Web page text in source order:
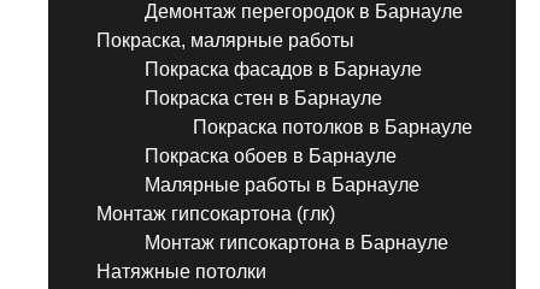
Демонтаж перегородок в Барнауле
Покраска, малярные работы
Покраска фасадов в Барнауле
Покраска стен в Барнауле
Покраска потолков в Барнауле
Покраска обоев в Барнауле
Малярные работы в Барнауле
Монтаж гипсокартона (глк)
Монтаж гипсокартона в Барнауле
Натяжные потолки